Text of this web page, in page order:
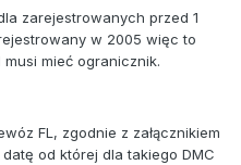
zarejestrowanych przed 1
w 2005 więc to
mieć ogranicznik.
FL, zgodnie z załącznikiem
od której dla takiego DMC